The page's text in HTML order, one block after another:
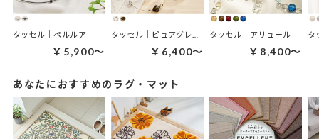
タッセル｜ペルルア
￥5,900～ ￥6,400～
タッセル｜アリュール
￥8,400～
タ
あなたにおすすめのラグ・マット